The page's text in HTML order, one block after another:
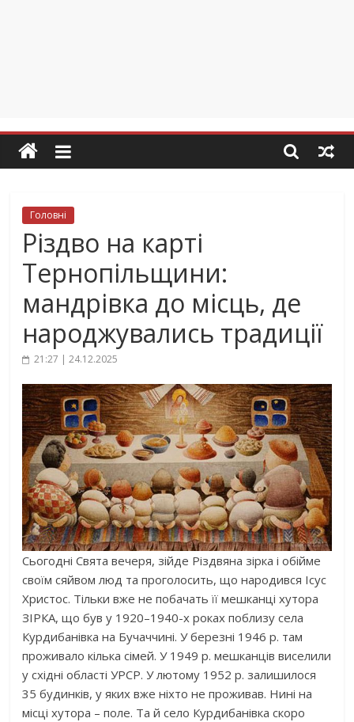
Головні
Різдво на карті
Тернопільщини:
мандрівка до місць, де
народжувались традиції
21:27 | 24.12.2025
Сьогодні Свята вечеря, зійде Різдвяна зірка і обійме
своїм сяйвом люд та проголосить, що народився Ісус
Христос. Тільки вже не побачать її мешканці хутора
ЗІРКА, що був у 1920–1940-х роках поблизу села
Курдибанівка на Бучаччині. У березні 1946 р. там
проживало кілька сімей. У 1949 р. мешканців виселили
у східні області УРСР. У лютому 1952 р. залишилося
35 будинків, у яких вже ніхто не проживав. Нині на
місці хутора – поле. Та й село Курдибанівка скоро